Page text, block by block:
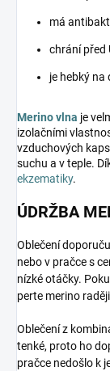
má
chrání před
je hebký na
Merino vlna je
izolačními
vzduchových
suchu a v teple.
ekzematiky.
ÚDRŽBA
Oblečení
nebo v pračce s
nízké otáčky.
perte merino
Oblečení z
tenké, proto ho
pračce nedošlo k